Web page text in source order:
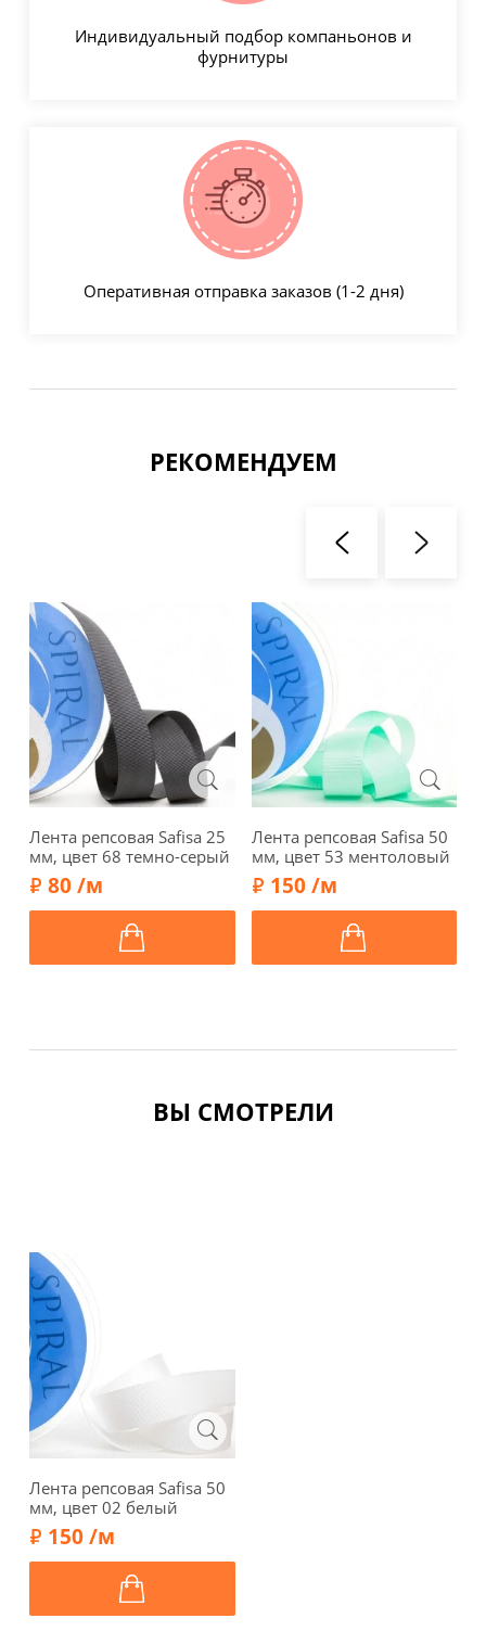
Индивидуальный подбор компаньонов и
фурнитуры
Оперативная отправка заказов (1-2 дня)
РЕКОМЕНДУЕМ
Лента репсовая Safisa 25
мм, цвет 68 темно-серый
80 /м
Лента репсовая Safisa 50
мм, цвет 53 ментоловый
150 /м
ВЫ СМОТРЕЛИ
Лента репсовая Safisa 50
мм, цвет 02 белый
150 /м